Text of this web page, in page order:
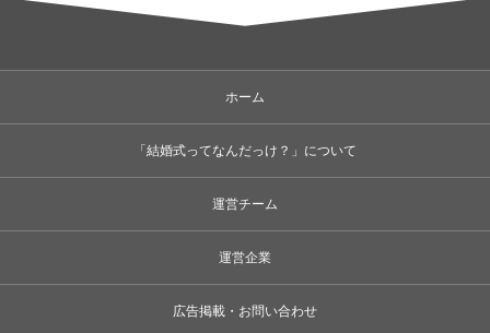
ホーム
「結婚式ってなんだっけ？」について
運営チーム
運営企業
広告掲載・お問い合わせ